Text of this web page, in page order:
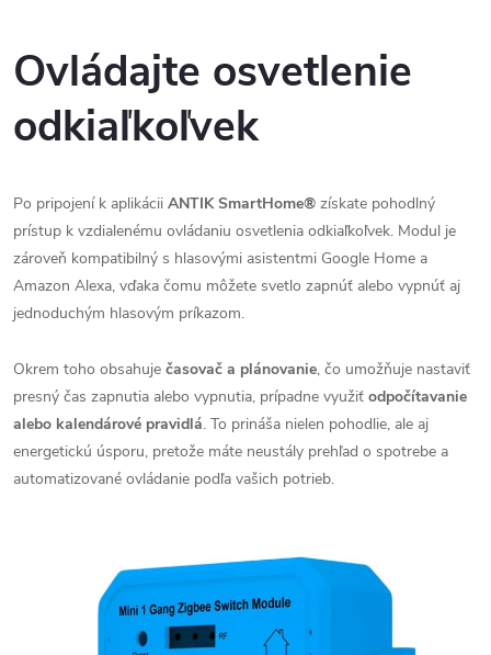
Ovládajte osvetlenie
odkiaľkoľvek
Po pripojení k aplikácii ANTIK SmartHome® získate pohodlný
prístup k vzdialenému ovládaniu osvetlenia odkiaľkoľvek. Modul je
zároveň kompatibilný s hlasovými asistentmi Google Home a
Amazon Alexa, vďaka čomu môžete svetlo zapnúť alebo vypnúť aj
jednoduchým hlasovým príkazom.
Okrem toho obsahuje časovač a plánovanie, čo umožňuje nastaviť
presný čas zapnutia alebo vypnutia, prípadne využiť odpočítavanie
alebo kalendárové pravidlá. To prináša nielen pohodlie, ale aj
energetickú úsporu, pretože máte neustály prehľad o spotrebe a
automatizované ovládanie podľa vašich potrieb.